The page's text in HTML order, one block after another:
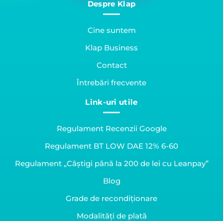
Despre Klap
Cine suntem
Klap Business
Contact
Întrebări frecvente
Link-uri utile
Regulament Recenzii Google
Regulament BT LOW DAE 12% 6-60
Regulament „Câștigi până la 200 de lei cu Leanpay”
Blog
Grade de recondiționare
Modalități de plată